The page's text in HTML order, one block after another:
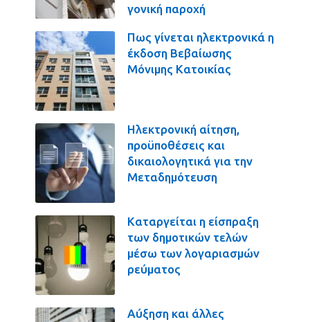
γονική παροχή
Πως γίνεται ηλεκτρονικά η
έκδοση Βεβαίωσης
Μόνιμης Κατοικίας
Ηλεκτρονική αίτηση,
προϋποθέσεις και
δικαιολογητικά για την
Μεταδημότευση
Καταργείται η είσπραξη
των δημοτικών τελών
μέσω των λογαριασμών
ρεύματος
Αύξηση και άλλες